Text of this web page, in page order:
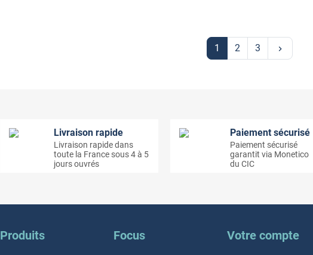
1 2 3 keyboard_arrow_right
Livraison rapide
Livraison rapide dans
toute la France sous 4 à 5
jours ouvrés
Paiement sécurisé
Paiement sécurisé
garantit via Monetico
du CIC
Produits Focus Votre compte